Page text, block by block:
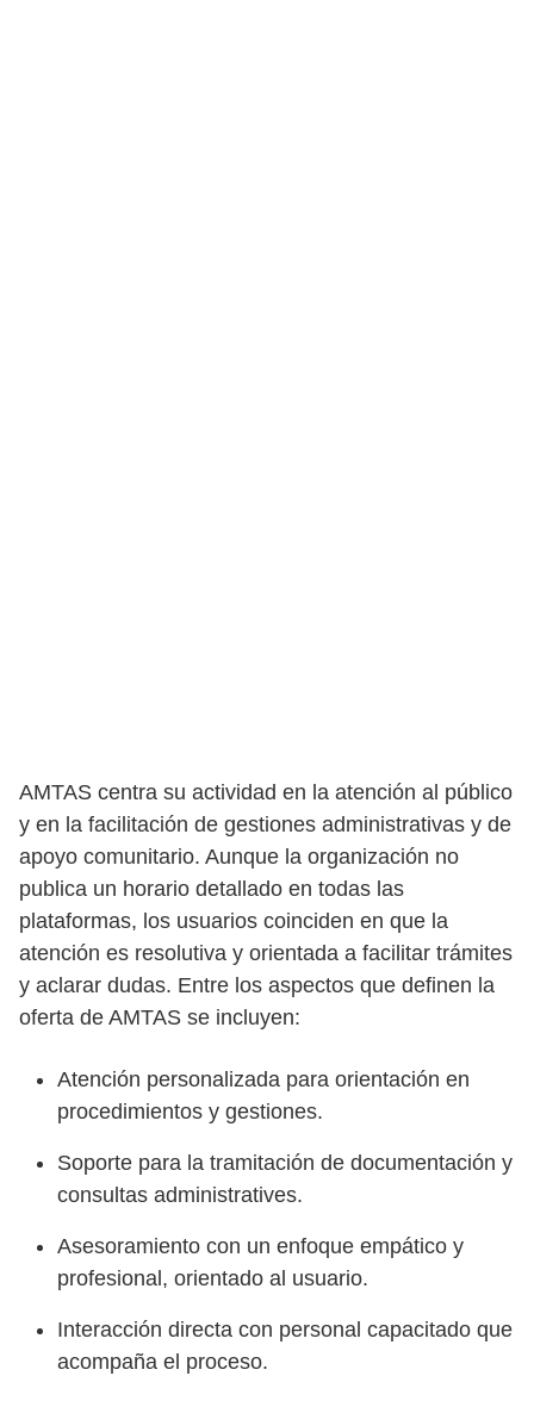
AMTAS centra su actividad en la atención al público
y en la facilitación de gestiones administrativas y de
apoyo comunitario. Aunque la organización no
publica un horario detallado en todas las
plataformas, los usuarios coinciden en que la
atención es resolutiva y orientada a facilitar trámites
y aclarar dudas. Entre los aspectos que definen la
oferta de AMTAS se incluyen:
Atención personalizada para orientación en
procedimientos y gestiones.
Soporte para la tramitación de documentación y
consultas administratives.
Asesoramiento con un enfoque empático y
profesional, orientado al usuario.
Interacción directa con personal capacitado que
acompaña el proceso.